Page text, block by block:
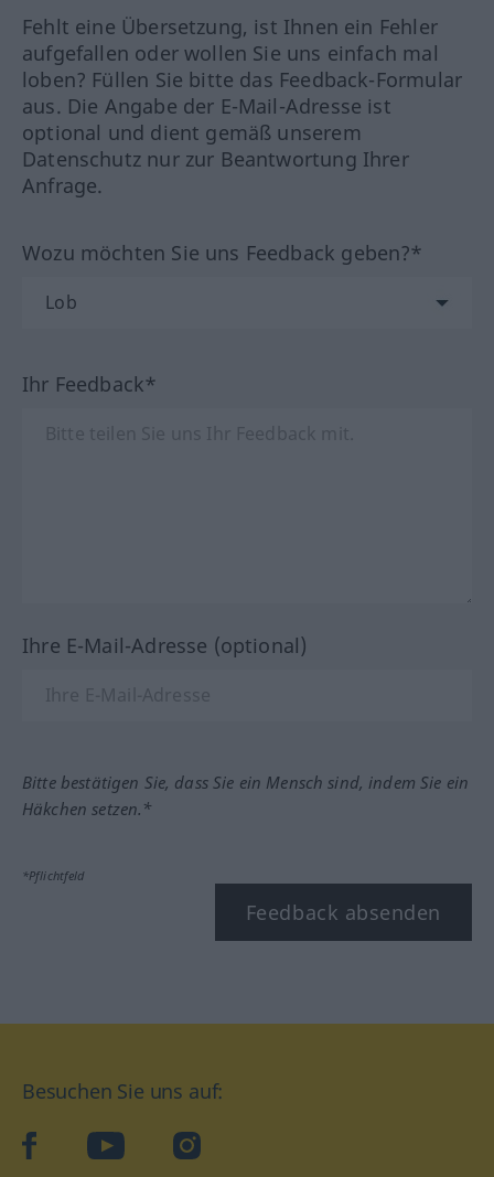
Fehlt eine Übersetzung, ist Ihnen ein Fehler
aufgefallen oder wollen Sie uns einfach mal
loben? Füllen Sie bitte das Feedback-Formular
aus. Die Angabe der E-Mail-Adresse ist
optional und dient gemäß unserem
Datenschutz nur zur Beantwortung Ihrer
Anfrage.
Wozu möchten Sie uns Feedback geben?*
Ihr Feedback*
Ihre E-Mail-Adresse (optional)
Bitte bestätigen Sie, dass Sie ein Mensch sind, indem Sie ein
Häkchen setzen.*
*Pflichtfeld
Feedback absenden
Besuchen Sie uns auf:
facebookYouTube Instagram